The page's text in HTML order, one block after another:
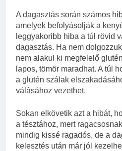
A dagasztás során számos
amelyek befolyásolják a
leggyakoribb hiba a túl rövid
dagasztás. Ha nem
nem alakul ki megfelelő
lapos, tömör maradhat. A túl
a glutén szálak
válásához vezethet.
Sokan elkövetik azt a hibát,
a tésztához, mert
mindig kissé ragadós, de a
kelesztés után már jól